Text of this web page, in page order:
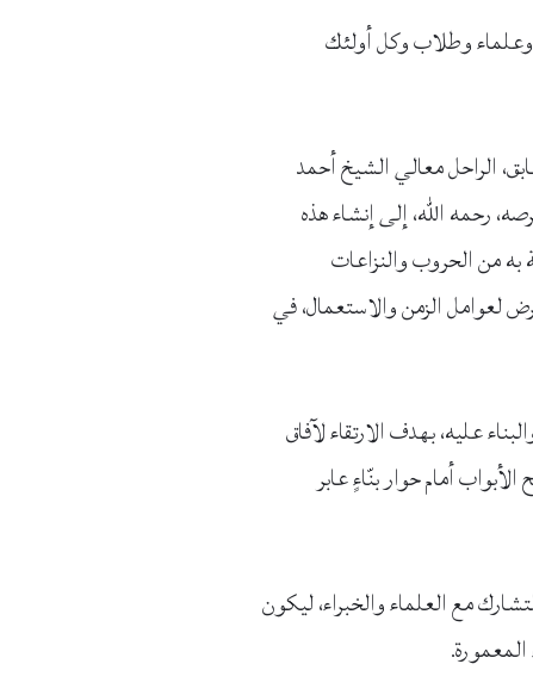
وعلماء وطلاب وكل أولئك
السابق، الراحل معالي الشيخ أحمد
رحمه الله، إلى إنشاء هذه
به من الحروب والنزاعات
لعوامل الزمن والاستعمال، في
عليه، بهدفالارتقاء لآفاق
أمام حوار بنّاءٍ عابر
مع العلماء والخبراء، ليكون